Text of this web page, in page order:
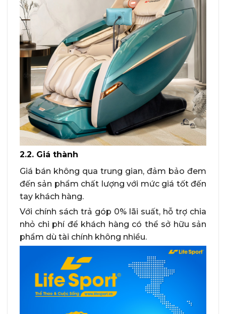
2.2. Giá thành
Giá bán không qua trung gian, đảm bảo đem
đến sản phẩm chất lượng với mức giá tốt đến
tay khách hàng.
Với chính sách trả góp 0% lãi suất, hỗ trợ chia
nhỏ chi phí để khách hàng có thể sở hữu sản
phẩm dù tài chính không nhiều.